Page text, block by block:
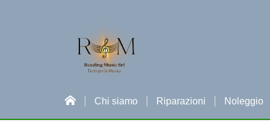
Chi siamo Riparazioni Noleggio